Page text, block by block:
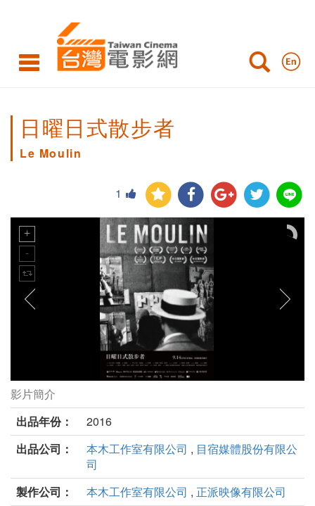
日曜日式散步者
Le Moulin
1
日曜日式散步者劇照
影片簡介
出品年份：
2016
出品公司：
本木工作室有限公司 , 目宿媒體股份有限公
司
製作公司：
本木工作室有限公司 , 正派映像有限公司